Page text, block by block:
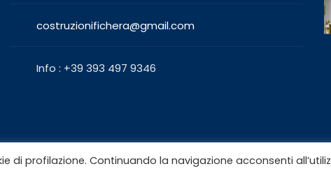
costruzionifichera@gmail.com
Info : +39 393 497 9346
di profilazione. Continuando la navigazione acconsenti